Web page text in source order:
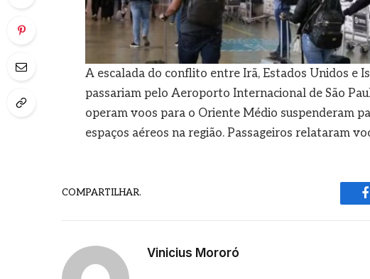
A escalada do conflito entre Irã, Estados Unidos e
passariam pelo Aeroporto Internacional de São
operam voos para o Oriente Médio suspenderam
espaços aéreos na região. Passageiros relataram
COMPARTILHAR.
Vinicius Mororó